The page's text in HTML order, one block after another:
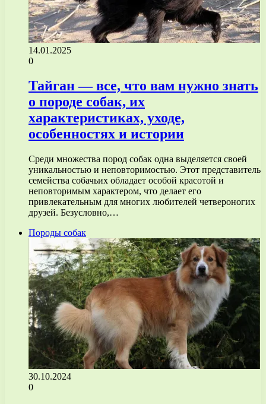
14.01.2025
0
Тайган — все, что вам нужно знать
о породе собак, их
характеристиках, уходе,
особенностях и истории
Среди множества пород собак одна выделяется своей
уникальностью и неповторимостью. Этот представитель
семейства собачьих обладает особой красотой и
неповторимым характером, что делает его
привлекательным для многих любителей четвероногих
друзей. Безусловно,…
Породы собак
30.10.2024
0